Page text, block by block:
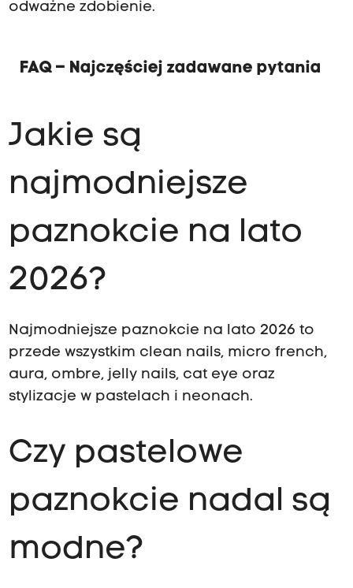
odważne zdobienie.
FAQ – Najczęściej zadawane pytania
Jakie są
najmodniejsze
paznokcie na lato
2026?
Najmodniejsze paznokcie na lato 2026 to
przede wszystkim clean nails, micro french,
aura, ombre, jelly nails, cat eye oraz
stylizacje w pastelach i neonach.
Czy pastelowe
paznokcie nadal są
modne?